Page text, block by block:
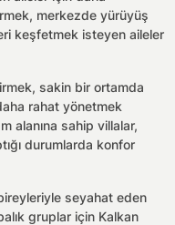
merkezde yürüyüş
keşfetmek isteyen aileler
sakin bir ortamda
rahat yönetmek
alanına sahip villalar,
durumlarda konfor
seyahat eden
gruplar için Kalkan